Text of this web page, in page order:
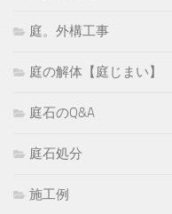
庭。外構工事
庭の解体【庭じまい】
庭石のQ&A
庭石処分
施工例